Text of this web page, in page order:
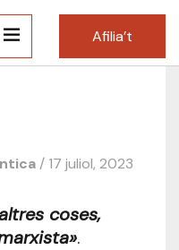
Afilia’t
/ 17 juliol, 2023
coses,
.